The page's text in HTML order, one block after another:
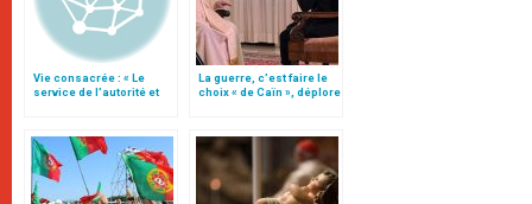
Vie consacrée : « Le
service de l’autorité et
La guerre, c’est faire le
choix « de Caïn », déplore